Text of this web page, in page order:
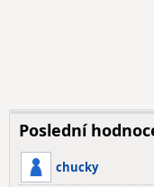
Poslední
chucky